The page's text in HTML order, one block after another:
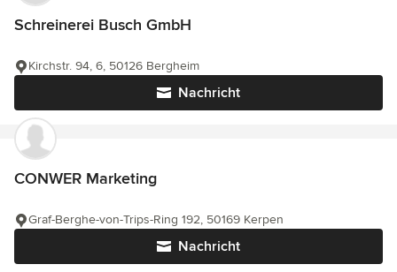
Schreinerei Busch GmbH
Nachricht
Kirchstr. 94, 6, 50126 Bergheim
CONWER Marketing
Nachricht
Graf-Berghe-von-Trips-Ring 192, 50169 Kerpen